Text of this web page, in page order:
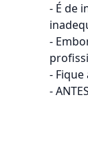
- É de
-
-
-